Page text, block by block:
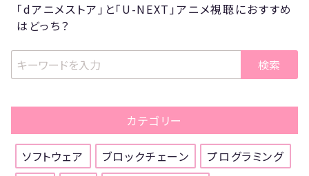
「dアニメストア」と「U-NEXT」アニメ視聴におすすめ
はどっち？
検索
カテゴリー
ソフトウェア ブロックチェーン
プログラミング